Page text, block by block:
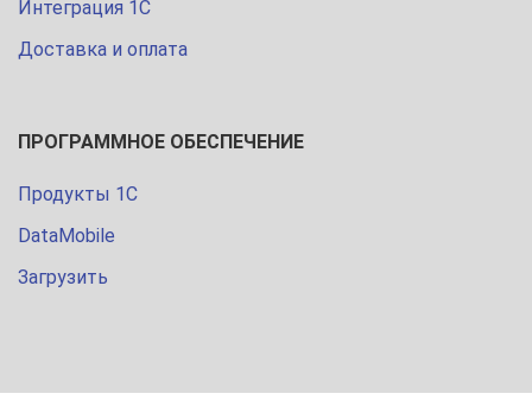
Интеграция 1С
Доставка и оплата
ПРОГРАММНОЕ ОБЕСПЕЧЕНИЕ
Продукты 1С
DataMobile
Загрузить